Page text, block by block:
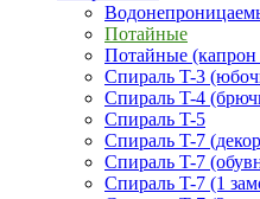
Потайные
Потайные (капрон
Спираль T-3
Спираль T-4
Спираль T-5
Спираль T-7
Спираль T-7
Спираль T-7 (1